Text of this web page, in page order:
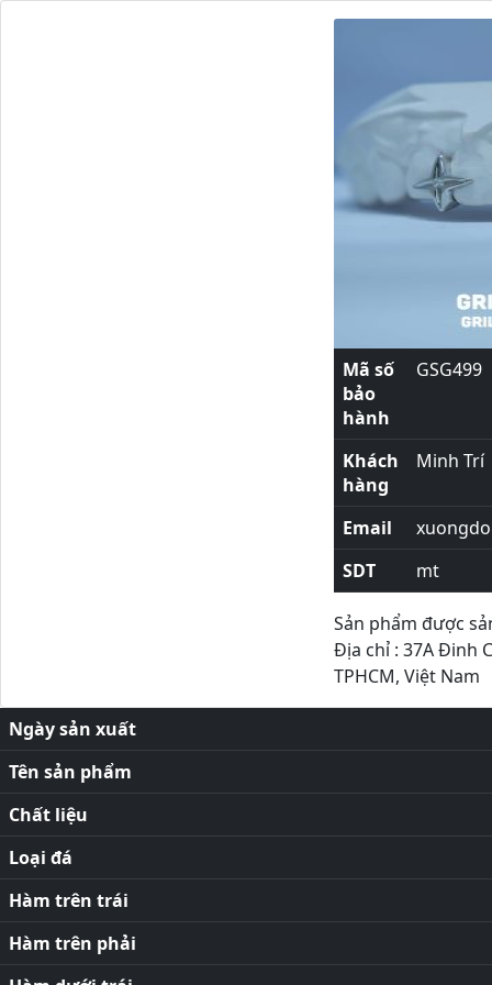
Mã số
bảo
hành
GSG499
Khách
hàng
Minh Trí
Email
SDT
mt
Sản phẩm được
Địa chỉ : 37A Đinh
TPHCM, Việt Nam
Ngày sản xuất
Tên sản phẩm
Chất liệu
Loại đá
Hàm trên trái
Hàm trên phải